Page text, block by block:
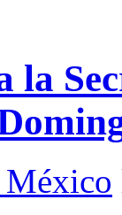
la
México